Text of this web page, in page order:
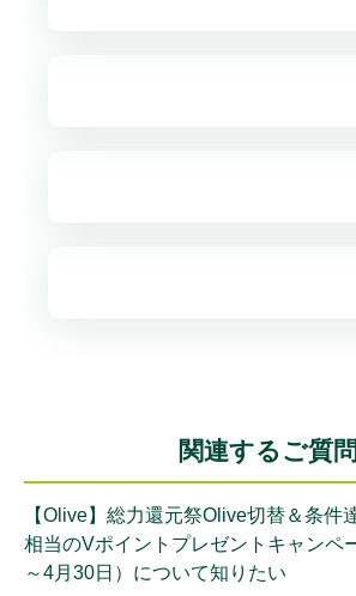
関連するご質問
【Olive】総力還元祭Olive切替＆条件
相当のVポイントプレゼントキャンペ
～4月30日）について知りたい